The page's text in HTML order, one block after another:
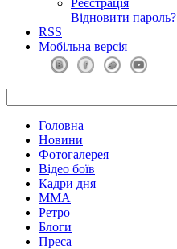
Відновити пароль?
RSS
Мобільна версія
Головна
Новини
Фотогалерея
Відео боїв
Кадри дня
ММА
Ретро
Блоги
Преса